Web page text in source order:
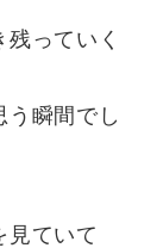
っていく
瞬間でし
見ていて